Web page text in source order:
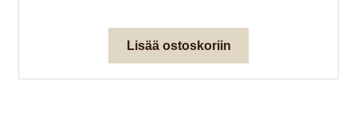
oli:
158,00 €.
on:
63,20 €.
Lisää ostoskoriin